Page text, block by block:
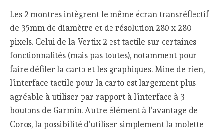
Les 2 montres intègrent le même écran transréflectif
de 35mm de diamètre et de résolution 280 x 280
pixels. Celui de la Vertix 2 est tactile sur certaines
fonctionnalités (mais pas toutes), notamment pour
faire défiler la carto et les graphiques. Mine de rien,
l’interface tactile pour la carto est largement plus
agréable à utiliser par rapport à l’interface à 3
boutons de Garmin. Autre élément à l’avantage de
Coros, la possibilité d’utiliser simplement la molette